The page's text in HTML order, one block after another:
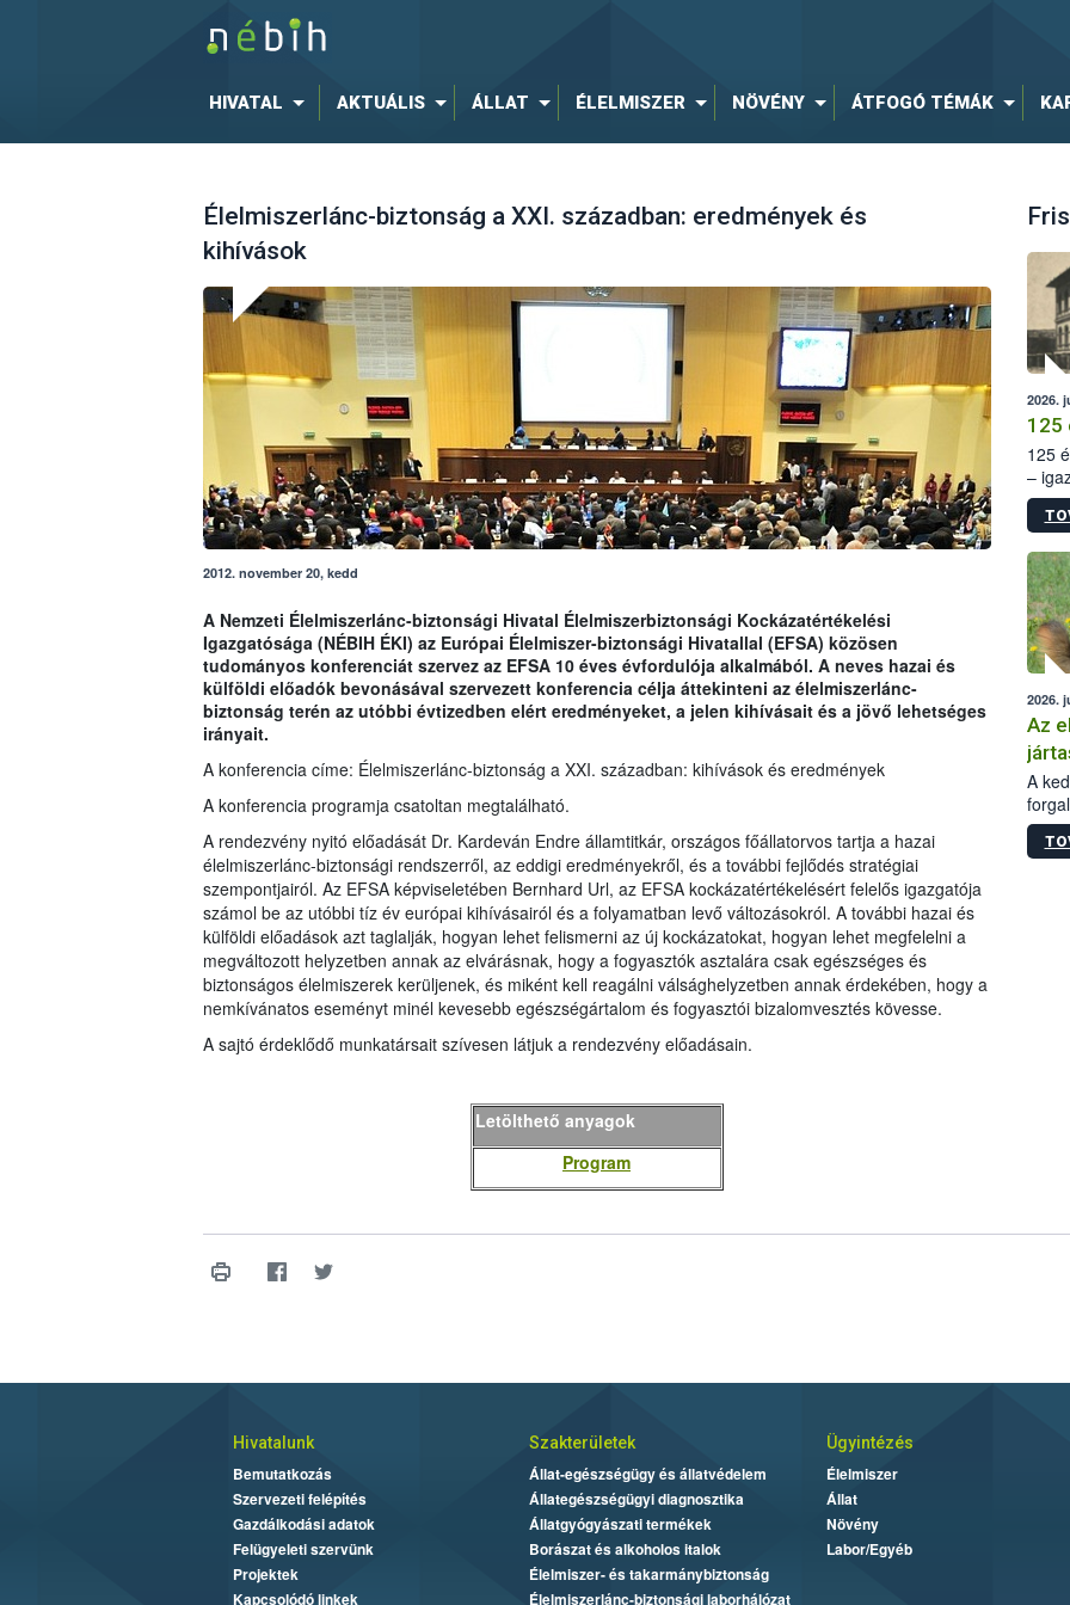
HIVATAL AKTUÁLIS ÁLLAT ÉLELMISZER NÖVÉNY ÁTFOGÓ TÉMÁK
Élelmiszerlánc-biztonság a XXI. században: eredmények és
kihívások
2012. november 20, kedd
A Nemzeti Élelmiszerlánc-biztonsági Hivatal Élelmiszerbiztonsági Kockázatértékelési
Igazgatósága (NÉBIH ÉKI) az Európai Élelmiszer-biztonsági Hivatallal (EFSA) közösen
tudományos konferenciát szervez az EFSA 10 éves évfordulója alkalmából. A neves hazai és
külföldi előadók bevonásával szervezett konferencia célja áttekinteni az élelmiszerlánc-
biztonság terén az utóbbi évtizedben elért eredményeket, a jelen kihívásait és a jövő lehetséges
irányait.
A konferencia címe: Élelmiszerlánc-biztonság a XXI. században: kihívások és eredmények
A konferencia programja csatoltan megtalálható.
A rendezvény nyitó előadását Dr. Kardeván Endre államtitkár, országos főállatorvos tartja a hazai
élelmiszerlánc-biztonsági rendszerről, az eddigi eredményekről, és a további fejlődés stratégiai
szempontjairól. Az EFSA képviseletében Bernhard Url, az EFSA kockázatértékelésért felelős igazgatója
számol be az utóbbi tíz év európai kihívásairól és a folyamatban levő változásokról. A további hazai és
külföldi előadások azt taglalják, hogyan lehet felismerni az új kockázatokat, hogyan lehet megfelelni a
megváltozott helyzetben annak az elvárásnak, hogy a fogyasztók asztalára csak egészséges és
biztonságos élelmiszerek kerüljenek, és miként kell reagálni válsághelyzetben annak érdekében, hogy a
nemkívánatos eseményt minél kevesebb egészségártalom és fogyasztói bizalomvesztés kövesse.
A sajtó érdeklődő munkatársait szívesen látjuk a rendezvény előadásain.
Letölthető anyagok
Program
2026.
125
125
–
15.
2026.
Az
A
Hivatalunk
Bemutatkozás
Szervezeti felépítés
Gazdálkodási adatok
Felügyeleti szervünk
Projektek
Kapcsolódó linkek
Szakterületek
Állat-egészségügy és állatvédelem
Állategészségügyi diagnosztika
Állatgyógyászati termékek
Borászat és alkoholos italok
Élelmiszer- és takarmánybiztonság
Élelmiszerlánc-biztonsági laborhálózat
Ügyintézés
Élelmiszer
Állat
Növény
Labor/Egyéb